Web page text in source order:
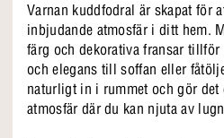
Varnan kuddfodral är skapat för
inbjudande atmosfär i ditt hem.
färg och dekorativa fransar tillför
och elegans till soffan eller
naturligt in i rummet och gör det
atmosfär där du kan njuta av